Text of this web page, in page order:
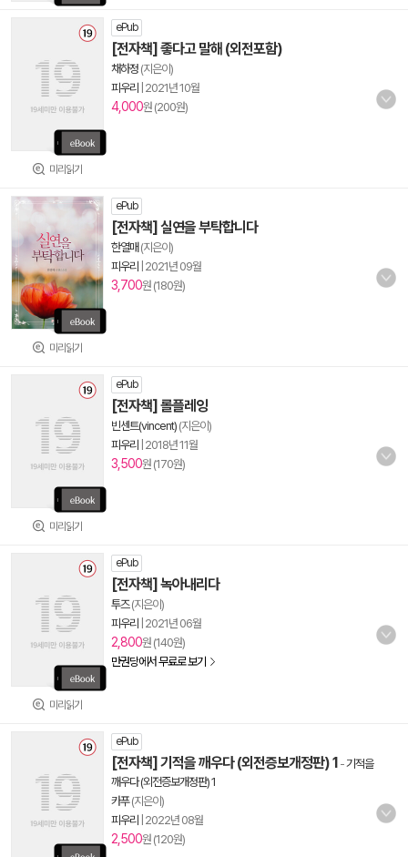
미리읽기
ePub
[전자책] 좋다고 말해 (외전포함)
채하정 (지은이)
피우리
2021년 10월
4,000원 (200원)
미리읽기
ePub
[전자책] 실연을 부탁합니다
한열매 (지은이)
피우리
2021년 09월
3,700원 (180원)
미리읽기
ePub
[전자책] 롤플레잉
빈센트(vincent) (지은이)
피우리
2018년 11월
3,500원 (170원)
미리읽기
ePub
[전자책] 녹아내리다
투즈(지은이)
피우리
2021년 06월
2,800원 (140원)
만권당에서 무료로 보기
ePub
[전자책] 기적을 깨우다 (외전증보개정판) 1 -기적을
깨우다 (외전증보개정판) 1
카푸(지은이)
피우리
2022년 08월
2,500원 (120원)